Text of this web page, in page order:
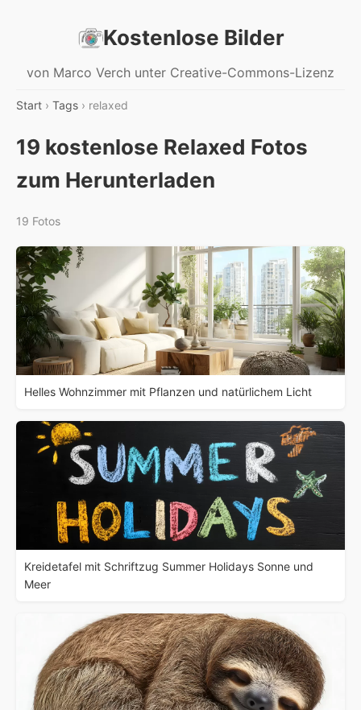
Kostenlose Bilder
von Marco Verch unter Creative-Commons-Lizenz
Start › Tags › relaxed
19 kostenlose Relaxed Fotos
zum Herunterladen
19 Fotos
Helles Wohnzimmer mit Pflanzen und natürlichem Licht
Kreidetafel mit Schriftzug Summer Holidays Sonne und
Meer